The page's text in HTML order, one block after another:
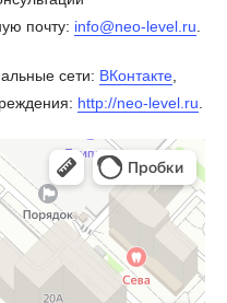
почту: info@neo-level.ru
сети: ВКонтакте
http://neo-level.ru